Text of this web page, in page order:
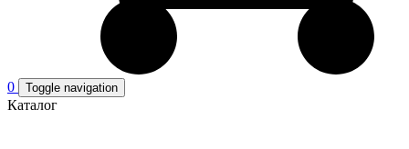
0 Toggle navigation
Каталог